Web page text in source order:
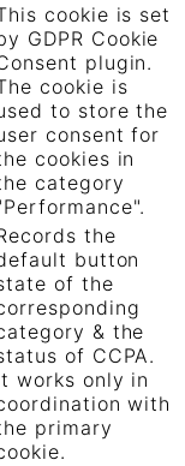
cookie is set
GDPR Cookie
plugin.
cookie is
to store the
consent for
cookies in
category
the
button
of the
& the
of CCPA.
works only in
with
primary